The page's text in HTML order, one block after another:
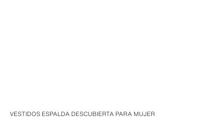
VESTIDOS ESPALDA DESCUBIERTA PARA MUJER